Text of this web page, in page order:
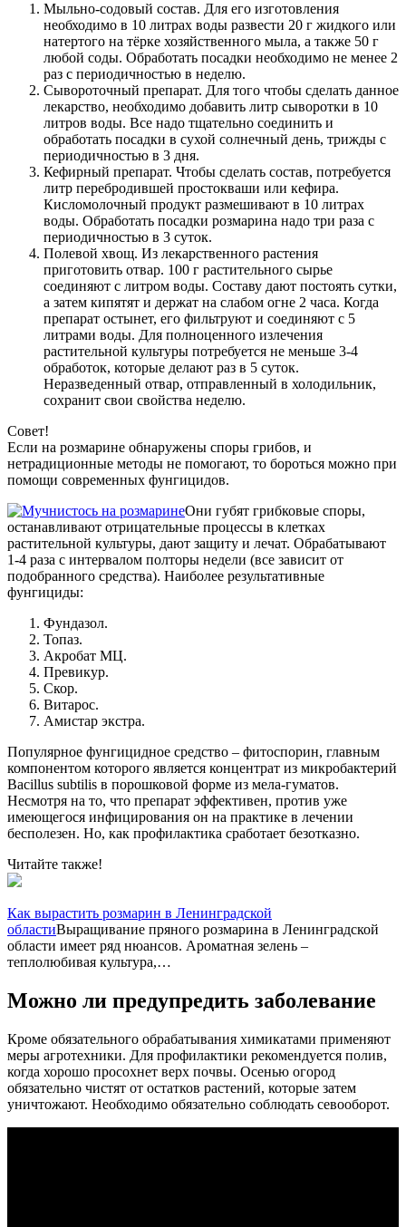
Мыльно-содовый состав. Для его изготовления
необходимо в 10 литрах воды развести 20 г жидкого или
натертого на тёрке хозяйственного мыла, а также 50 г
любой соды. Обработать посадки необходимо не менее 2
раз с периодичностью в неделю.
Сывороточный препарат. Для того чтобы сделать данное
лекарство, необходимо добавить литр сыворотки в 10
литров воды. Все надо тщательно соединить и
обработать посадки в сухой солнечный день, трижды с
периодичностью в 3 дня.
Кефирный препарат. Чтобы сделать состав, потребуется
литр перебродившей простокваши или кефира.
Кисломолочный продукт размешивают в 10 литрах
воды. Обработать посадки розмарина надо три раза с
периодичностью в 3 суток.
Полевой хвощ. Из лекарственного растения
приготовить отвар. 100 г растительного сырье
соединяют с литром воды. Составу дают постоять сутки,
а затем кипятят и держат на слабом огне 2 часа. Когда
препарат остынет, его фильтруют и соединяют с 5
литрами воды. Для полноценного излечения
растительной культуры потребуется не меньше 3-4
обработок, которые делают раз в 5 суток.
Неразведенный отвар, отправленный в холодильник,
сохранит свои свойства неделю.
Совет!
Если на розмарине обнаружены споры грибов, и
нетрадиционные методы не помогают, то бороться можно при
помощи современных фунгицидов.
Они губят грибковые споры,
останавливают отрицательные процессы в клетках
растительной культуры, дают защиту и лечат. Обрабатывают
1-4 раза с интервалом полторы недели (все зависит от
подобранного средства). Наиболее результативные
фунгициды:
Фундазол.
Топаз.
Акробат МЦ.
Превикур.
Скор.
Витарос.
Амистар экстра.
Популярное фунгицидное средство – фитоспорин, главным
компонентом которого является концентрат из микробактерий
Bacillus subtilis в порошковой форме из мела-гуматов.
Несмотря на то, что препарат эффективен, против уже
имеющегося инфицирования он на практике в лечении
бесполезен. Но, как профилактика сработает безотказно.
Читайте также!
Как вырастить розмарин в Ленинградской
областиВыращивание пряного розмарина в Ленинградской
области имеет ряд нюансов. Ароматная зелень –
теплолюбивая культура,…
Можно ли предупредить заболевание
Кроме обязательного обрабатывания химикатами применяют
меры агротехники. Для профилактики рекомендуется полив,
когда хорошо просохнет верх почвы. Осенью огород
обязательно чистят от остатков растений, которые затем
уничтожают. Необходимо обязательно соблюдать севооборот.